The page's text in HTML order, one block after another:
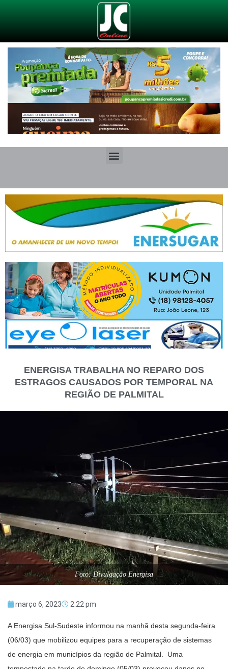
ENERGISA TRABALHA NO REPARO DOS
ESTRAGOS CAUSADOS POR TEMPORAL NA
REGIÃO DE PALMITAL
Foto: Divulgação Energisa
março 6, 2023 2:22 pm
A Energisa Sul-Sudeste informou na manhã desta segunda-feira
(06/03) que mobilizou equipes para a recuperação de sistemas
de energia em municípios da região de Palmital. Uma